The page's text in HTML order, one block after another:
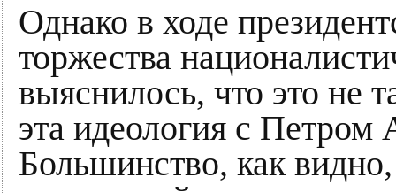
Однако в ходе
торжества
выяснилось, что это не
эта идеология с Петром
Большинство, как